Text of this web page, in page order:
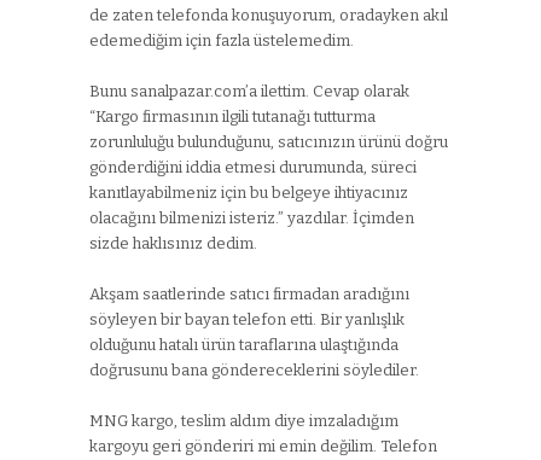
de zaten telefonda konuşuyorum, oradayken akıl
edemediğim için fazla üstelemedim.
Bunu sanalpazar.com’a ilettim. Cevap olarak
“Kargo firmasının ilgili tutanağı tutturma
zorunluluğu bulunduğunu, satıcınızın ürünü doğru
gönderdiğini iddia etmesi durumunda, süreci
kanıtlayabilmeniz için bu belgeye ihtiyacınız
olacağını bilmenizi isteriz.” yazdılar. İçimden
sizde haklısınız dedim.
Akşam saatlerinde satıcı firmadan aradığını
söyleyen bir bayan telefon etti. Bir yanlışlık
olduğunu hatalı ürün taraflarına ulaştığında
doğrusunu bana göndereceklerini söylediler.
MNG kargo, teslim aldım diye imzaladığım
kargoyu geri gönderiri mi emin değilim. Telefon